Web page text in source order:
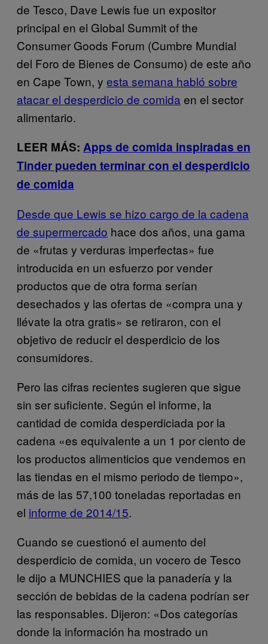
de Tesco, Dave Lewis fue un expositor
principal en el Global Summit of the
Consumer Goods Forum (Cumbre Mundial
del Foro de Bienes de Consumo) de este año
en Cape Town, y esta semana habló sobre
atacar el desperdicio de comida en el sector
alimentario.
LEER MÁS: Apps de comida inspiradas en
Tinder pueden terminar con el desperdicio
de comida
Desde que Lewis se hizo cargo de la cadena
de supermercado hace dos años, una gama
de «frutas y verduras imperfectas» fue
introducida en un esfuerzo por vender
productos que de otra forma serían
desechados y las ofertas de «compra una y
llévate la otra gratis» se retiraron, con el
objetivo de reducir el desperdicio de los
consumidores.
Pero las cifras recientes sugieren que sigue
sin ser suficiente. Según el informe, la
cantidad de comida desperdiciada por la
cadena «es equivalente a un 1 por ciento de
los productos alimenticios que vendemos en
las tiendas en el mismo periodo de tiempo»,
más de las 57,100 toneladas reportadas en
el informe de 2014/15.
Cuando se cuestionó el aumento del
desperdicio de comida, un vocero de Tesco
le dijo a MUNCHIES que la panadería y la
sección de bebidas de la cadena podrían ser
las responsables. Dijeron: «Dos categorías
donde la información ha mostrado un